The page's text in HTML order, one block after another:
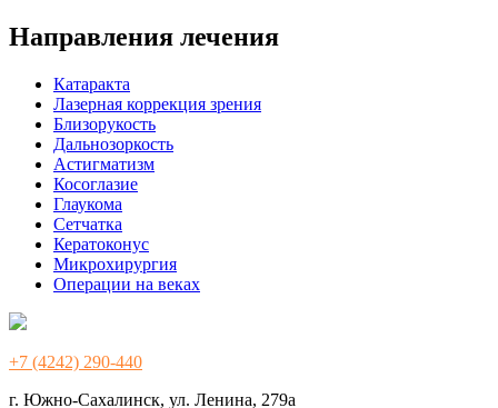
Направления лечения
Катаракта
Лазерная коррекция зрения
Близорукость
Дальнозоркость
Астигматизм
Косоглазие
Глаукома
Сетчатка
Кератоконус
Микрохирургия
Операции на веках
+7 (4242) 290-440
г. Южно-Сахалинск, ул. Ленина, 279а